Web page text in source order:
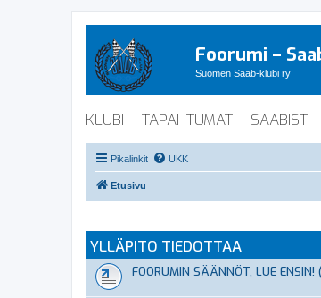
Foorumi –
Suomen Saab-klubi ry
KLUBI TAPAHTUMAT SAABISTI
Pikalinkit UKK
Etusivu
YLLÄPITO TIEDOTTAA
FOORUMIN SÄÄNNÖT, LUE